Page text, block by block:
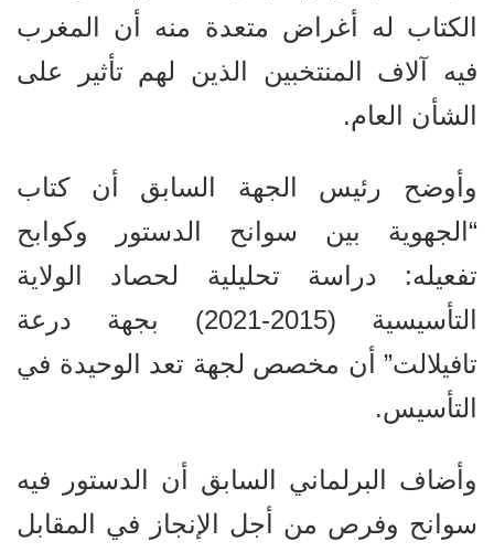
الكتاب له أغراض متعدة منه أن المغرب
فيه آلاف المنتخبين الذين لهم تأثير على
الشأن العام.
وأوضح رئيس الجهة السابق أنكتاب
“الجهوية بين سوانح الدستور وكوابح
تفعيله: دراسة تحليلية لحصاد الولاية
التأسيسية (2015-2021) بجهة درعة
تافيلالت” أن مخصص لجهة تعد الوحيدة في
التأسيس.
وأضاف البرلماني السابق أن الدستور فيه
سوانح وفرص من أجل الإنجاز في المقابل